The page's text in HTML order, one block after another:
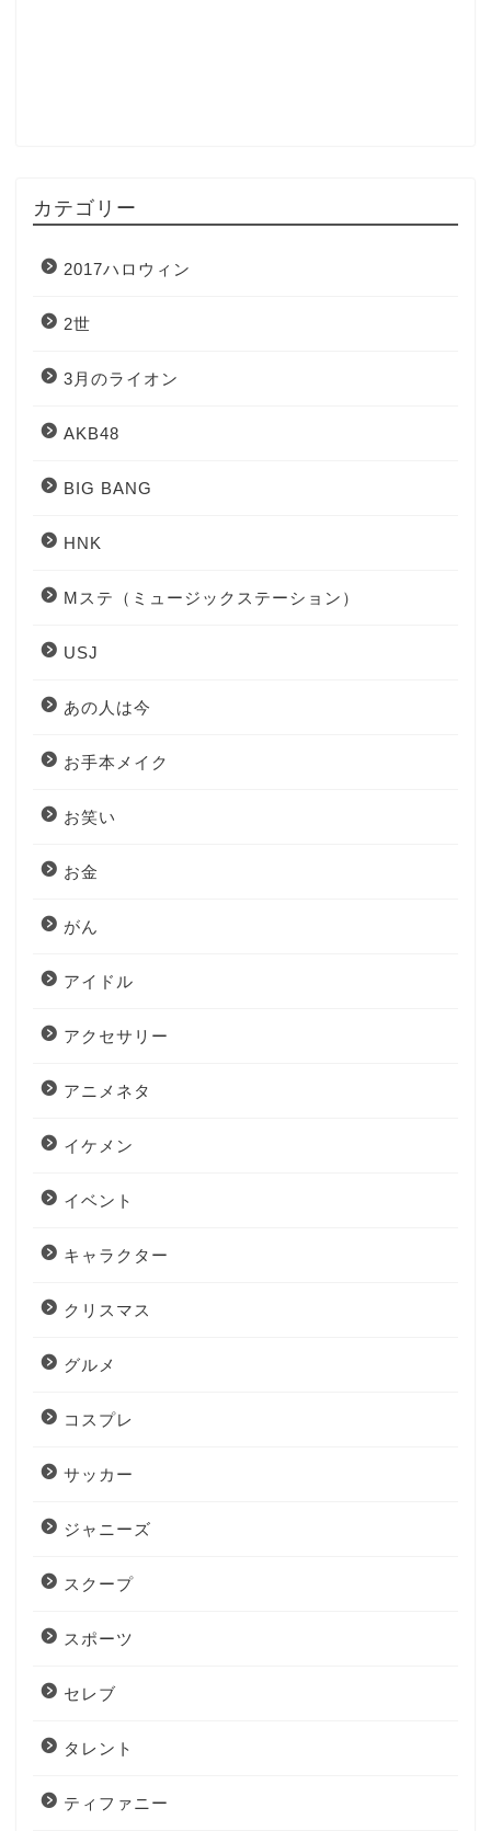
カテゴリー
2017ハロウィン
2世
3月のライオン
AKB48
BIG BANG
HNK
Mステ（ミュージックステーション）
USJ
あの人は今
お手本メイク
お笑い
お金
がん
アイドル
アクセサリー
アニメネタ
イケメン
イベント
キャラクター
クリスマス
グルメ
コスプレ
サッカー
ジャニーズ
スクープ
スポーツ
セレブ
タレント
ティファニー